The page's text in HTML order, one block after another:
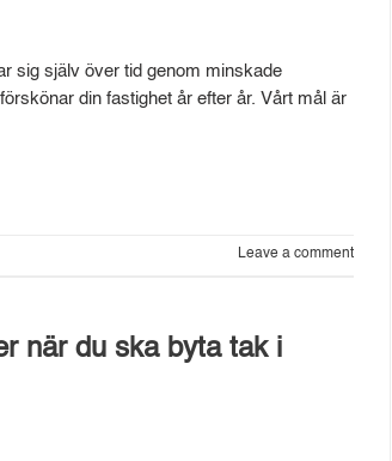
sig själv över tid genom minskade
din fastighet år efter år. Vårt mål är
Leave a comment
när du ska byta tak i